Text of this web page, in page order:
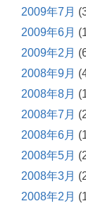
2009年7月
2009年6月
2009年2月
2008年9月
2008年8月
2008年7月
2008年6月
2008年5月
2008年3月
2008年2月